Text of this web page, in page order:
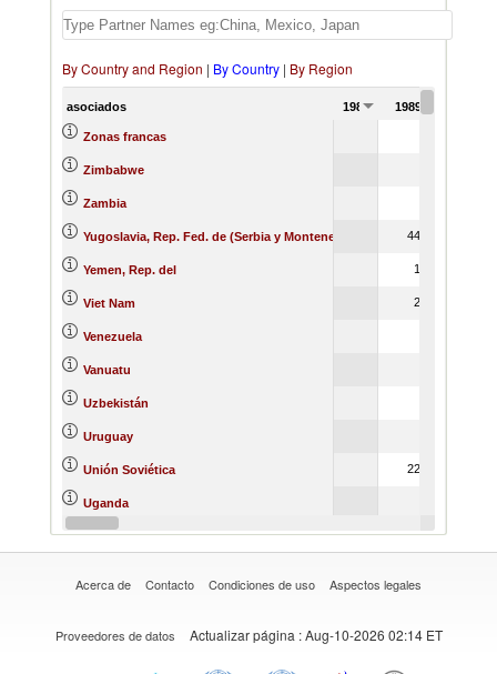
By Country and Region | By Country | By Region
asociados 1988 1989
Zonas francas
Zimbabwe
Zambia
Yugoslavia, Rep. Fed. de (Serbia y Montenegro) 4494
Yemen, Rep. del 154
Viet Nam 229
Venezuela
Vanuatu
Uzbekistán
Uruguay
Unión Soviética 2274
Uganda
Ucrania
Acerca de Contacto Condiciones de uso Aspectos legales
Proveedores de datos Actualizar página : Aug-10-2026 02:14 ET